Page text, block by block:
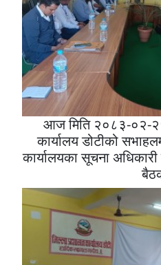
आज मिति २०८३-०२-
कार्यालय डोटीको
कार्यालयका सूचना